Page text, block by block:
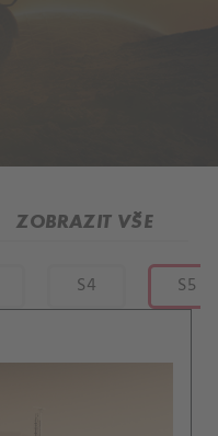
ZOBRAZIT VŠE
S4 S5